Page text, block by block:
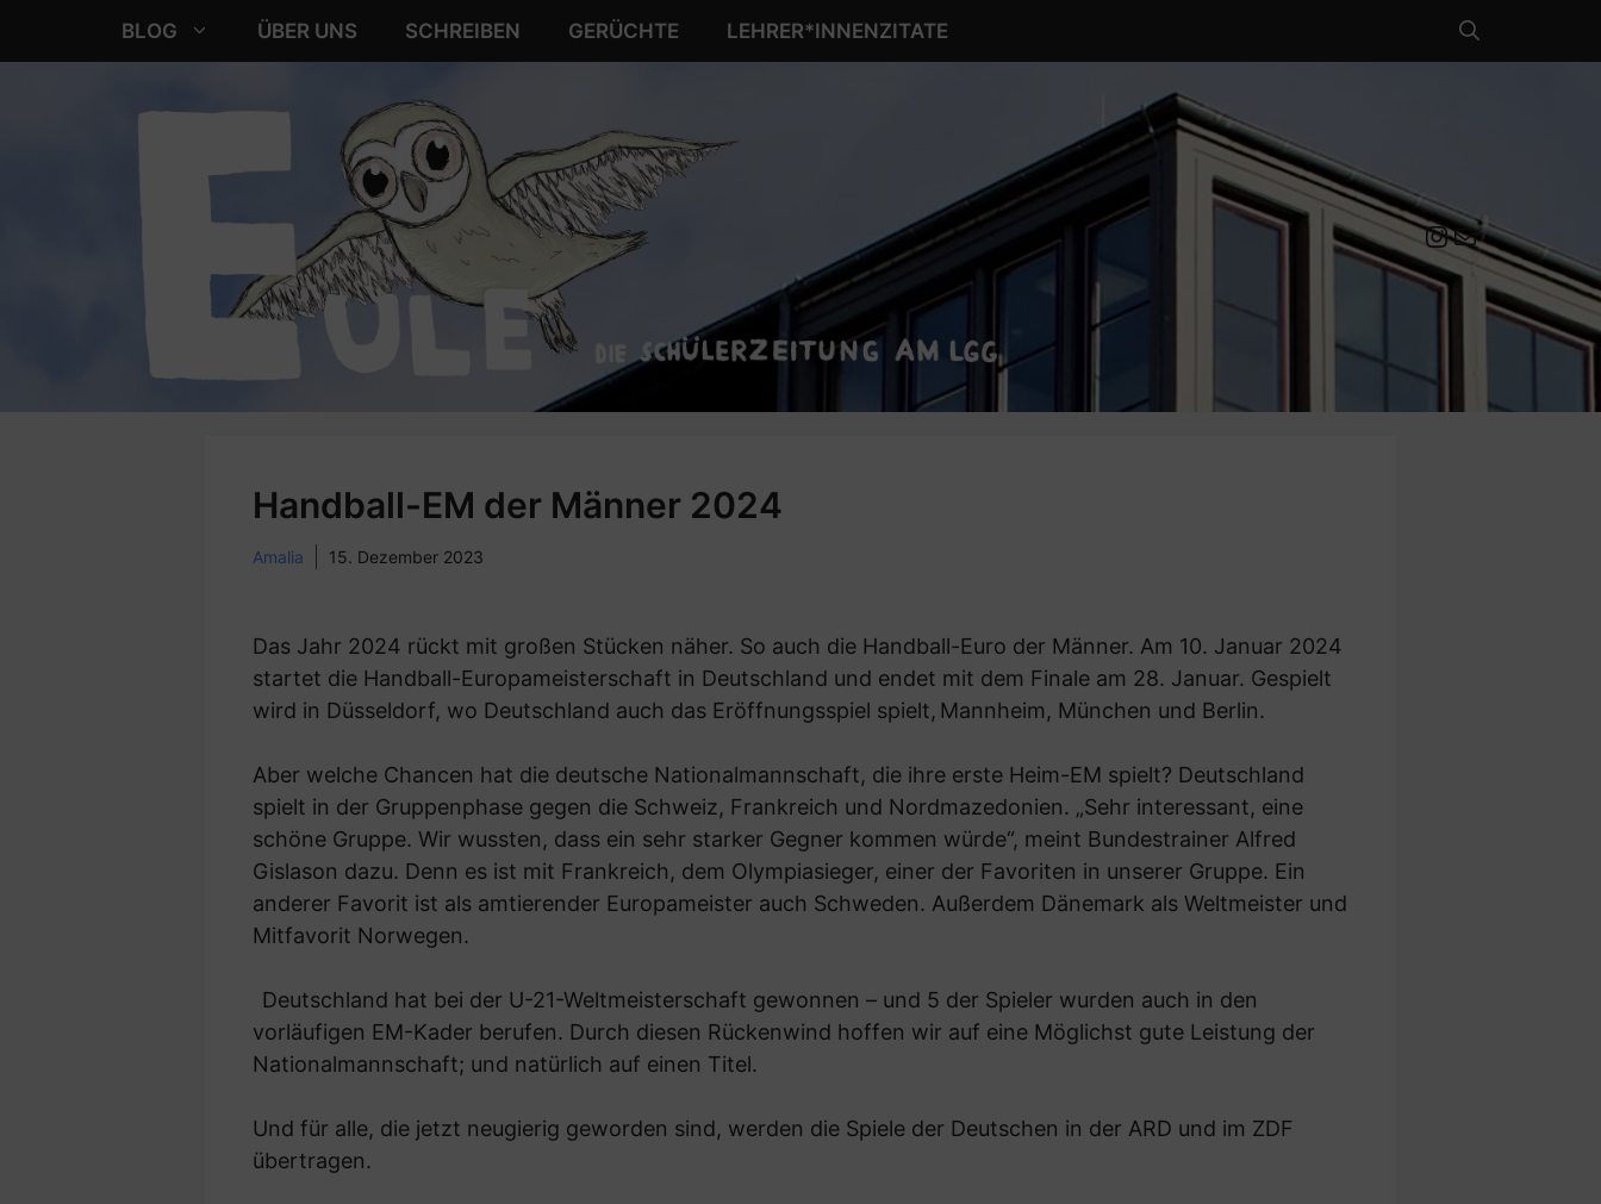
BLOG ÜBER UNS SCHREIBEN GERÜCHTE LEHRER*INNENZITATE
Instagram
Mail an die EULE Redaktion
Handball-EM der Männer 2024
Amalia 15. Dezember 2023
Das Jahr 2024 rückt mit großen Stücken näher. So auch die Handball-Euro der Männer. Am 10. Januar 2024
startet die Handball-Europameisterschaft in Deutschland und endet mit dem Finale am 28. Januar. Gespielt
wird in Düsseldorf, wo Deutschland auch das Eröffnungsspiel spielt, Mannheim, München und Berlin.
Aber welche Chancen hat die deutsche Nationalmannschaft, die ihre erste Heim-EM spielt? Deutschland
spielt in der Gruppenphase gegen die Schweiz, Frankreich und Nordmazedonien. „Sehr interessant, eine
schöne Gruppe. Wir wussten, dass ein sehr starker Gegner kommen würde“, meint Bundestrainer Alfred
Gislason dazu. Denn es ist mit Frankreich, dem Olympiasieger, einer der Favoriten in unserer Gruppe. Ein
anderer Favorit ist als amtierender Europameister auch Schweden. Außerdem Dänemark als Weltmeister und
Mitfavorit Norwegen.
Deutschland hat bei der U-21-Weltmeisterschaft gewonnen – und 5 der Spieler wurden auch in den
vorläufigen EM-Kader berufen. Durch diesen Rückenwind hoffen wir auf eine Möglichst gute Leistung der
Nationalmannschaft; und natürlich auf einen Titel.
Und für alle, die jetzt neugierig geworden sind, werden die Spiele der Deutschen in der ARD und im ZDF
übertragen.